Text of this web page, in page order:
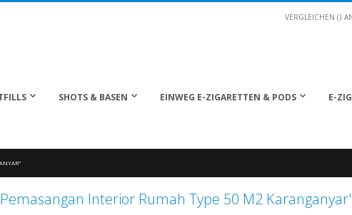
VERGLEICHEN ()
SHOTS & BASEN EINWEG E-ZIGARETTEN & PODS E-
Interior Rumah Type 50 M2 Karanganyar"